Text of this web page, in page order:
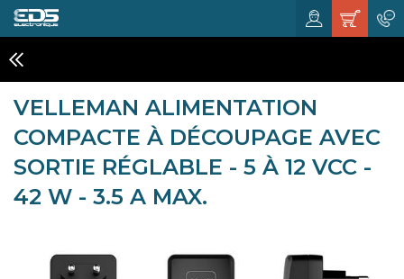
VELLEMAN ALIMENTATION
COMPACTE À DÉCOUPAGE AVEC
SORTIE RÉGLABLE - 5 À 12 VCC -
42 W - 3.5 A MAX.